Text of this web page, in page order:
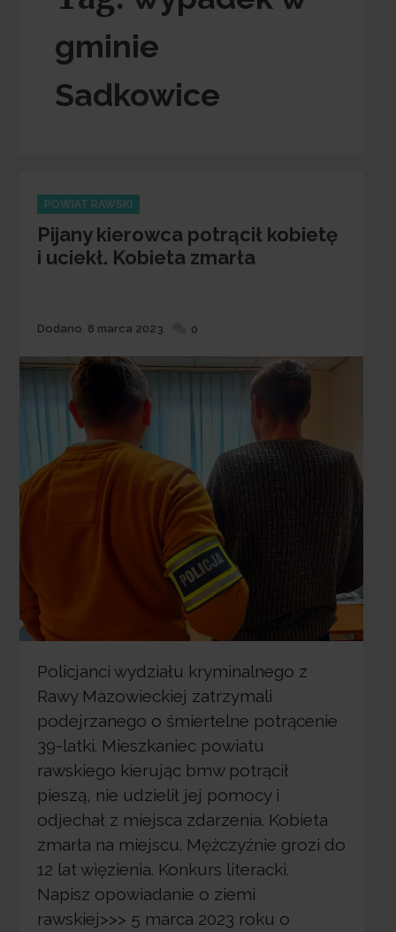
gminie
Sadkowice
Categories
POWIAT RAWSKI
Pijany kierowca potrącił kobietę
i uciekł. Kobieta zmarła
Dodane
Dodano 8 marca 2023 0
Policjanci wydziału kryminalnego z
Rawy Mazowieckiej zatrzymali
podejrzanego o śmiertelne potrącenie
39-latki. Mieszkaniec powiatu
rawskiego kierując bmw potrącił
pieszą, nie udzielił jej pomocy i
odjechał z miejsca zdarzenia. Kobieta
zmarła na miejscu. Mężczyźnie grozi do
12 lat więzienia. Konkurs literacki.
Napisz opowiadanie o ziemi
rawskiej>>> 5 marca 2023 roku o